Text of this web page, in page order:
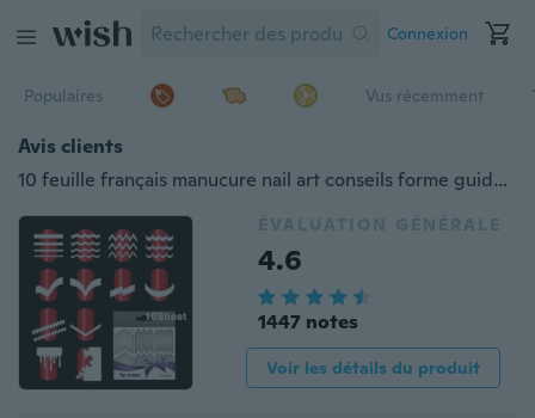
Connexion
Populaires Vus récemment
Avis clients
10 feuille français manucure nail art conseils forme guide autocollant polonais bricolage pochoir outil
ÉVALUATION GÉNÉRALE
4.6
1447 notes
Voir les détails du produit